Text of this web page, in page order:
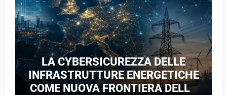
LA CYBERSICUREZZA DELLE
INFRASTRUTTURE ENERGETICHE
COME NUOVA FRONTIERA DELLA